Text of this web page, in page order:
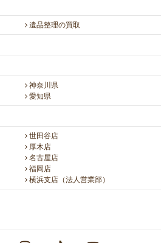
遺品整理の買取
神奈川県
愛知県
世田谷店
厚木店
名古屋店
福岡店
横浜支店（法人営業部）